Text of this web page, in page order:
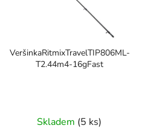
ů
o
VeršinkaRitmixTravelTIP806ML-
T2.44m4-16gFast
Skladem (5 ks)